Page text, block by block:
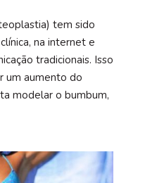
tem sido
na internet e
tradicionais. Isso
um aumento do
modelar o bumbum,